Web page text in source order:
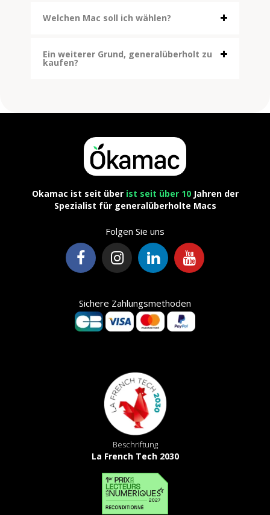
Welchen Mac soll ich wählen?
Ein weiterer Grund, generalüberholt zu
kaufen?
Okamac ist seit über ist seit über 10 Jahren der
Spezialist für generalüberholte Macs
Folgen Sie uns
Sichere Zahlungsmethoden
Beschriftung
La French Tech 2030